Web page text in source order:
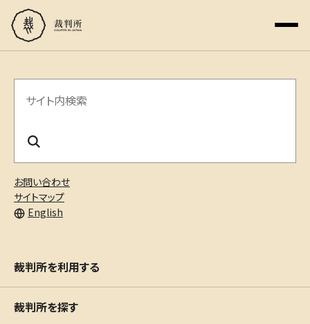
お問い合わせ
サイトマップ
English
サ
内
検
索
裁判所を利用する
裁判所を探す